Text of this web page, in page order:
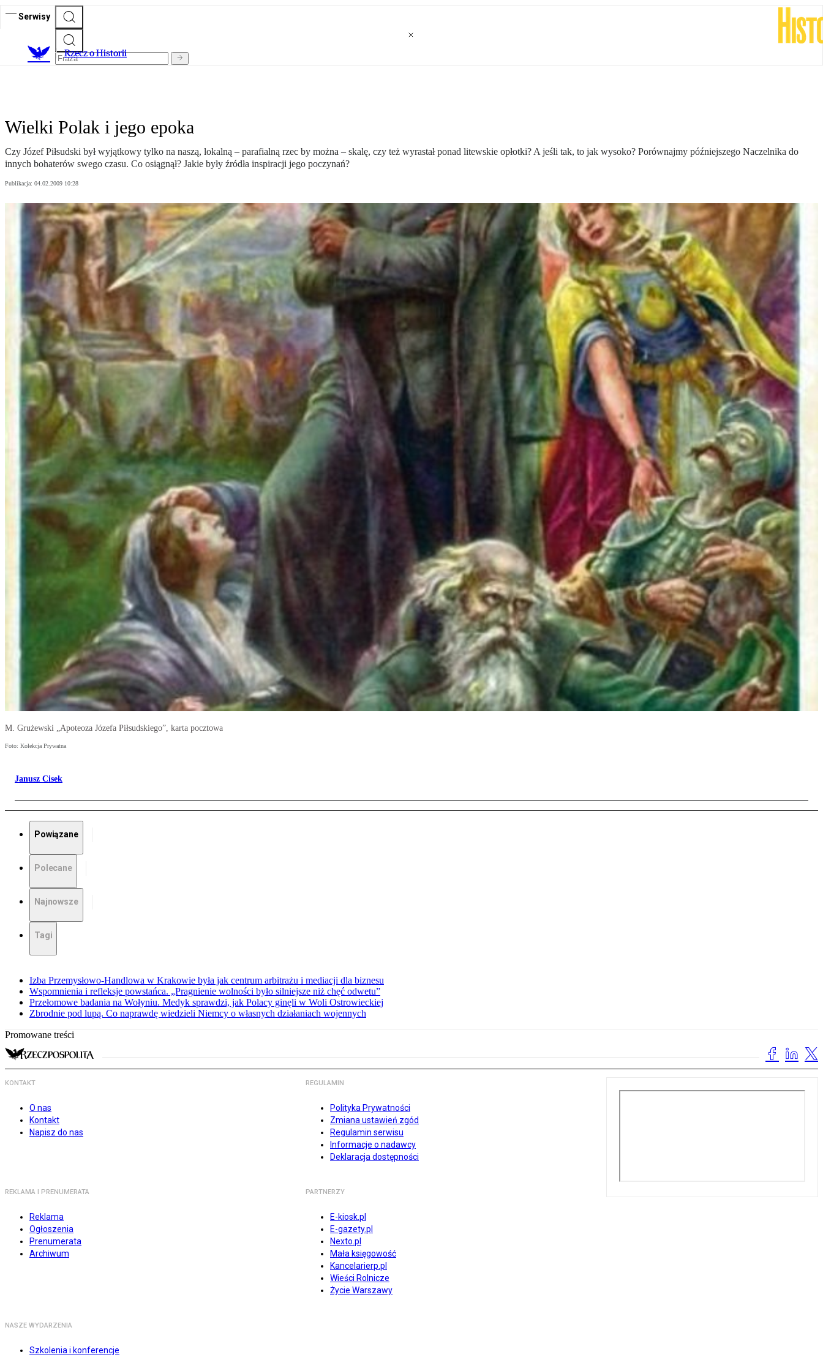
Serwisy
Rzecz o Historii
Wielki Polak i jego epoka
Czy Józef Piłsudski był wyjątkowy tylko na naszą, lokalną – parafialną rzec by można – skalę, czy też wyrastał ponad litewskie opłotki? A jeśli tak, to jak wysoko? Porównajmy późniejszego Naczelnika do
innych bohaterów swego czasu. Co osiągnął? Jakie były źródła inspiracji jego poczynań?
Publikacja: 04.02.2009 10:28
M. Grużewski „Apoteoza Józefa Piłsudskiego”, karta pocztowa
Foto: Kolekcja Prywatna
Janusz Cisek
Powiązane
Polecane
Najnowsze
Tagi
Izba Przemysłowo-Handlowa w Krakowie była jak centrum arbitrażu i mediacji dla biznesu
Wspomnienia i refleksje powstańca. „Pragnienie wolności było silniejsze niż chęć odwetu”
Przełomowe badania na Wołyniu. Medyk sprawdzi, jak Polacy ginęli w Woli Ostrowieckiej
Zbrodnie pod lupą. Co naprawdę wiedzieli Niemcy o własnych działaniach wojennych
Promowane treści
KONTAKT
O nas
Kontakt
Napisz do nas
REGULAMIN
Polityka Prywatności
Zmiana ustawień zgód
Regulamin serwisu
Informacje o nadawcy
Deklaracja dostępności
REKLAMA I PRENUMERATA
Reklama
Ogłoszenia
Prenumerata
Archiwum
PARTNERZY
E-kiosk.pl
E-gazety.pl
Nexto.pl
Mała księgowość
Kancelarierp.pl
Wieści Rolnicze
Życie Warszawy
NASZE WYDARZENIA
Szkolenia i konferencje